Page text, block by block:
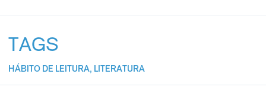
TAGS
HÁBITO DE LEITURA, LITERATURA